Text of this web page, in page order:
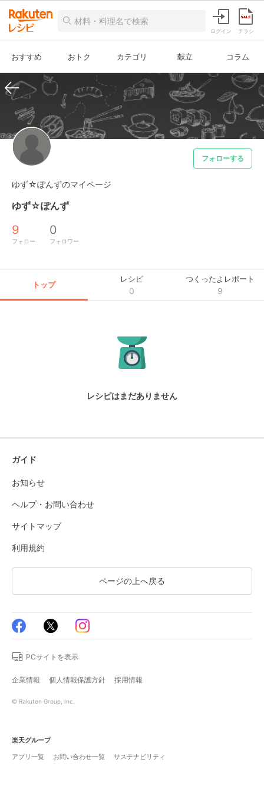
ログイン チラシ
おすすめ おトク カテゴリ 献立 コラム
フォローする
ゆず☆ぽんずのマイページ
ゆず☆ぽんず
9
フォロー
0
フォロワー
トップ
レシピ
0
つくったよレポート
9
レシピはまだありません
ガイド
お知らせ
ヘルプ・お問い合わせ
サイトマップ
利用規約
ページの上へ戻る
PCサイトを表示
企業情報 個人情報保護方針 採用情報
© Rakuten Group, Inc.
楽天グループ
アプリ一覧
お問い合わせ一覧 サステナビリティ